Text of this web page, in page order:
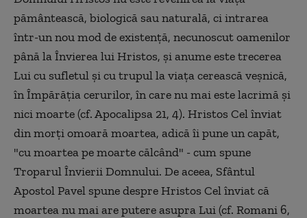
pământească, biologică sau naturală, ci intrarea
într-un nou mod de existenţă, necunoscut oamenilor
până la Învierea lui Hristos, şi anume este trecerea
Lui cu sufletul şi cu trupul la viaţa cerească veşnică,
în Împărăţia cerurilor, în care nu mai este lacrimă şi
nici moarte (cf. Apocalipsa 21, 4). Hristos Cel înviat
din morţi omoară moartea, adică îi pune un capăt,
"cu moartea pe moarte călcând" - cum spune
Troparul Învierii Domnului. De aceea, Sfântul
Apostol Pavel spune despre Hristos Cel înviat că
moartea nu mai are putere asupra Lui (cf. Romani 6,